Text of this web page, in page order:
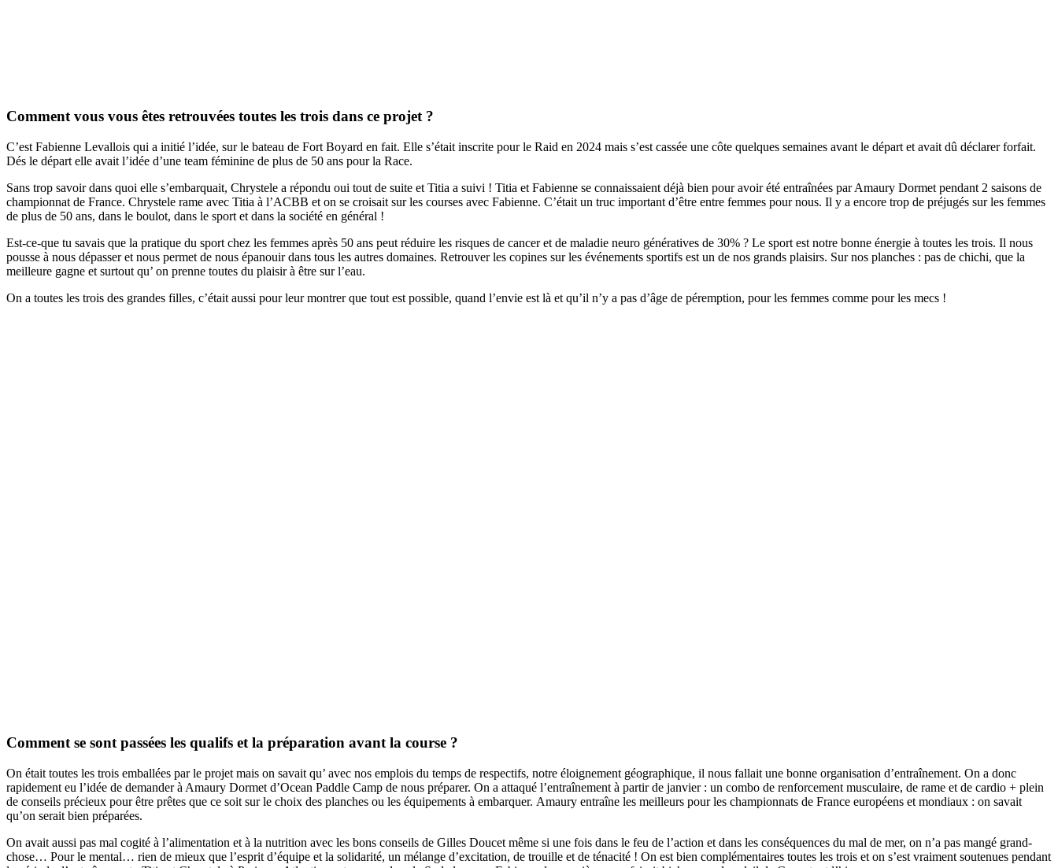
Comment vous vous êtes retrouvées toutes les trois dans ce projet ?
C’est Fabienne Levallois qui a initié l’idée, sur le bateau de Fort Boyard en fait. Elle s’était inscrite pour le Raid en 2024 mais s’est cassée une côte quelques semaines avant le départ et avait dû déclarer forfait.
Dés le départ elle avait l’idée d’une team féminine de plus de 50 ans pour la Race.
Sans trop savoir dans quoi elle s’embarquait, Chrystele a répondu oui tout de suite et Titia a suivi ! Titia et Fabienne se connaissaient déjà bien pour avoir été entraînées par Amaury Dormet pendant 2 saisons de
championnat de France. Chrystele rame avec Titia à l’ACBB et on se croisait sur les courses avec Fabienne. C’était un truc important d’être entre femmes pour nous. Il y a encore trop de préjugés sur les femmes
de plus de 50 ans, dans le boulot, dans le sport et dans la société en général !
Est-ce-que tu savais que la pratique du sport chez les femmes après 50 ans peut réduire les risques de cancer et de maladie neuro génératives de 30% ? Le sport est notre bonne énergie à toutes les trois. Il nous
pousse à nous dépasser et nous permet de nous épanouir dans tous les autres domaines. Retrouver les copines sur les événements sportifs est un de nos grands plaisirs. Sur nos planches : pas de chichi, que la
meilleure gagne et surtout qu’ on prenne toutes du plaisir à être sur l’eau.
On a toutes les trois des grandes filles, c’était aussi pour leur montrer que tout est possible, quand l’envie est là et qu’il n’y a pas d’âge de péremption, pour les femmes comme pour les mecs !
Comment se sont passées les qualifs et la préparation avant la course ?
On était toutes les trois emballées par le projet mais on savait qu’ avec nos emplois du temps de respectifs, notre éloignement géographique, il nous fallait une bonne organisation d’entraînement. On a donc
rapidement eu l’idée de demander à Amaury Dormet d’Ocean Paddle Camp de nous préparer. On a attaqué l’entraînement à partir de janvier : un combo de renforcement musculaire, de rame et de cardio + plein
de conseils précieux pour être prêtes que ce soit sur le choix des planches ou les équipements à embarquer. Amaury entraîne les meilleurs pour les championnats de France européens et mondiaux : on savait
qu’on serait bien préparées.
On avait aussi pas mal cogité à l’alimentation et à la nutrition avec les bons conseils de Gilles Doucet même si une fois dans le feu de l’action et dans les conséquences du mal de mer, on n’a pas mangé grand-
chose… Pour le mental… rien de mieux que l’esprit d’équipe et la solidarité, un mélange d’excitation, de trouille et de ténacité ! On est bien complémentaires toutes les trois et on s’est vraiment soutenues pendant